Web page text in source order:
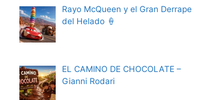
Rayo McQueen y el Gran Derrape
del Helado 🍦
EL CAMINO DE CHOCOLATE –
Gianni Rodari